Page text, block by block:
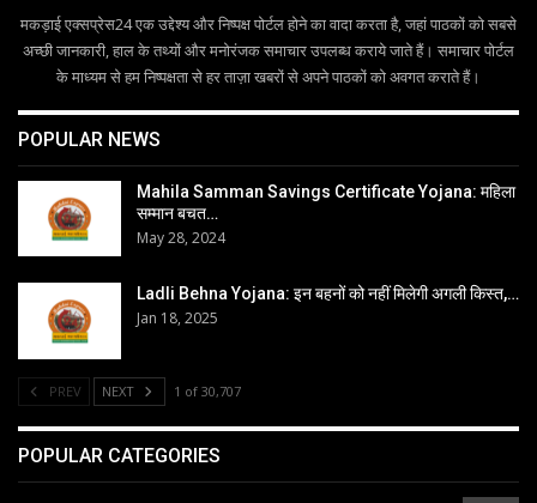
मकड़ाई एक्सप्रेस24 एक उद्देश्य और निष्पक्ष पोर्टल होने का वादा करता है, जहां पाठकों को सबसे
अच्छी जानकारी, हाल के तथ्यों और मनोरंजक समाचार उपलब्ध कराये जाते हैं। समाचार पोर्टल
के माध्यम से हम निष्पक्षता से हर ताज़ा खबरों से अपने पाठकों को अवगत कराते हैं।
POPULAR NEWS
Mahila Samman Savings Certificate Yojana: महिला
सम्मान बचत…
May 28, 2024
Ladli Behna Yojana: इन बहनों को नहीं मिलेगी अगली किस्त,…
Jan 18, 2025
PREV NEXT 1 of 30,707
POPULAR CATEGORIES